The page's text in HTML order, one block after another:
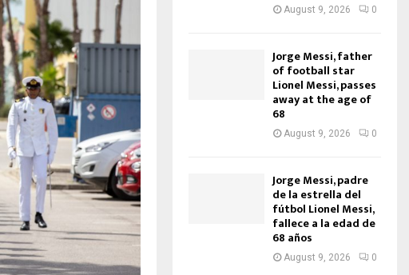
August 9, 2026 0
Jorge Messi, father
of football star
Lionel Messi, passes
away at the age of
68
August 9, 2026 0
Jorge Messi, padre
de la estrella del
fútbol Lionel Messi,
fallece a la edad de
68 años
August 9, 2026 0